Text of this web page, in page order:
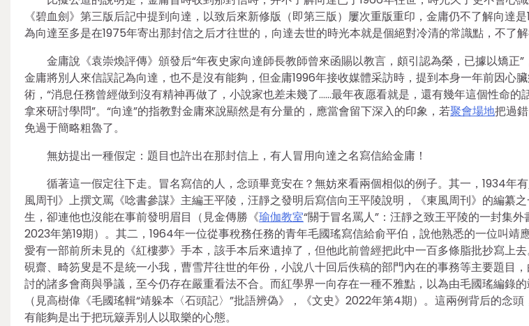
《碧血劍》第三版后記中提到向達，以致后來新修版（即第三版）屢次重版重印，金庸仍不了解向達
為向達至多是在1975年寄出那封信之后才往世的，向達去世的時光本就是個絕對冷清的常識點，不了解
金庸說《袁崇煥評傳》頒發后“年夜史家向達師長教師曾來函賜以教言，頗引認為榮，已據以矯正
金庸將別人來信誤記為向達，也不是沒有能夠，但金庸1996年接收媒體采訪時，提到本身一年前因心
術，“消息任務曾經做到沒有精神再做了，小說家也差未幾了……最年夜愿看就是，還有幾年這個性命的
拿來研討學問”。“向達”的指教對金庸來說顯然是有分量的，應當會留下深入的印象，若聚會場地把過
免過于簡略粗魯了。
無妨提出一種假定：題目也許出在那封信上，有人冒用向達之名寫信給金庸！
循著這一假定往下走。冒名寫信的人，念頭畢竟安在？無妨來看兩個相似的例子。其一，1934年
風周刊》上撰文罵《唸書參謀》主編王平陵，汪靜之發明后寫信向王平陵說明，《東風周刊》的編纂
生，卻連他也沒能在事前發明眉目（見金傳勝《瑜伽教室“關于冒名罵人”：汪靜之致王平陵的一封集外
2023年第19期）。其二，1964年一位從事稅務任務的青年毛國瑤寫信給俞平伯，說他熟悉的一位叫靖
愛有一部前所未見的《紅樓夢》手本，該手本后來遺掉了，但他此前曾經把此中一百多條脂批抄寫上
硯齋、畸笏叟是不是統一小我，曹雪芹往世的年份，小說八十回后佚稿的部門內在的事務等主要題目
討的諸多會商與爭議，至今仍存在嚴重看法不合。而紅學界一向存在一種不雅點，以為由毛國瑤編錄
（見高樹偉《毛國瑤輯“靖躲本〈石頭記〉”批語辨偽》，《文史》2022年第4期）。這兩例背后的念
有能夠是出于把玩簸弄別人以取樂的心態。